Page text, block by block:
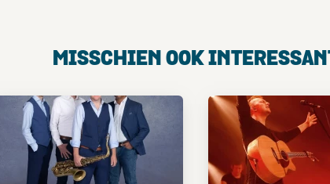
MISSCHIEN OOK